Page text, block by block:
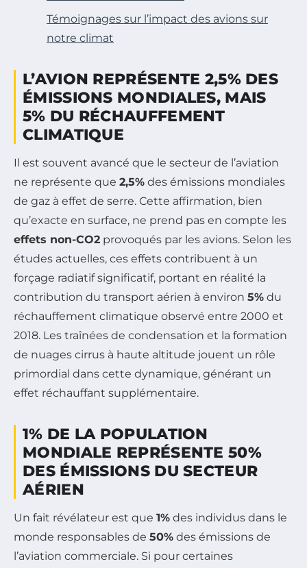
Témoignages sur l’impact des avions sur
notre climat
L’AVION REPRÉSENTE 2,5% DES
ÉMISSIONS MONDIALES, MAIS
5% DU RÉCHAUFFEMENT
CLIMATIQUE
Il est souvent avancé que le secteur de l’aviation
ne représente que 2,5% des émissions mondiales
de gaz à effet de serre. Cette affirmation, bien
qu’exacte en surface, ne prend pas en compte les
effets non-CO2 provoqués par les avions. Selon les
études actuelles, ces effets contribuent à un
forçage radiatif significatif, portant en réalité la
contribution du transport aérien à environ 5% du
réchauffement climatique observé entre 2000 et
2018. Les traînées de condensation et la formation
de nuages cirrus à haute altitude jouent un rôle
primordial dans cette dynamique, générant un
effet réchauffant supplémentaire.
1% DE LA POPULATION
MONDIALE REPRÉSENTE 50%
DES ÉMISSIONS DU SECTEUR
AÉRIEN
Un fait révélateur est que 1% des individus dans le
monde responsables de 50% des émissions de
l’aviation commerciale. Si pour certaines